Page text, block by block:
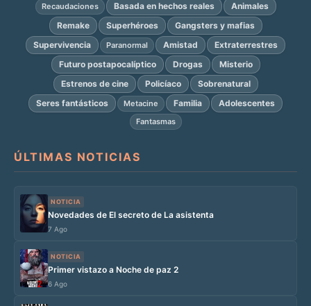
Recaudaciones
Basada en hechos reales
Animales
Remake
Superhéroes
Gangsters y mafias
Supervivencia
Paranormal Amistad
Extraterrestres
Futuro postapocalíptico
Drogas
Misterio
Estrenos de cine
Policíaco
Sobrenatural
Seres fantásticos
Metacine Familia Adolescentes
Fantasmas
ÚLTIMAS NOTICIAS
NOTICIA
Novedades de El secreto de La asistenta
7 Ago
NOTICIA
Primer vistazo a Noche de paz 2
6 Ago